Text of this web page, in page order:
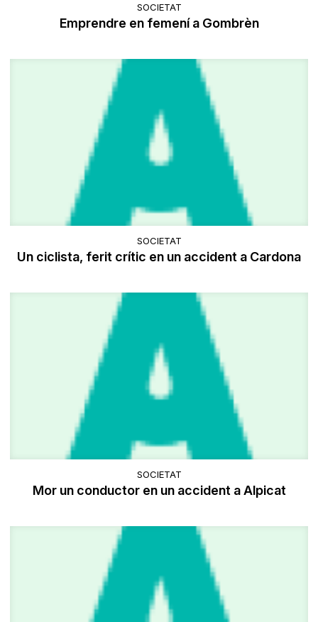
SOCIETAT
Emprendre en femení a Gombrèn
SOCIETAT
Un ciclista, ferit crític en un accident a Cardona
SOCIETAT
Mor un conductor en un accident a Alpicat